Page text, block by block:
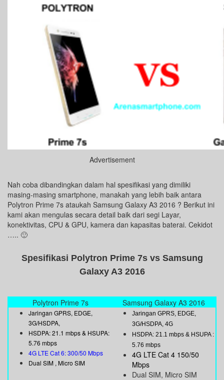
Advertisement
Nah coba dibandingkan dalam hal spesifikasi yang dimiliki
masing-masing smartphone, manakah yang lebih baik antara
Polytron Prime 7s ataukah Samsung Galaxy A3 2016 ? Berikut ini
kami akan mengulas secara detail baik dari segi Layar,
konektivitas, CPU & GPU, kamera dan kapasitas baterai. Cekidot
….. 🙂
Spesifikasi Polytron Prime 7s vs Samsung
Galaxy A3 2016
Polytron Prime 7s Samsung Galaxy A3 2016
Jaringan GPRS, EDGE,
3G/HSDPA,
HSDPA: 21.1 mbps & HSUPA:
5.76 mbps
4G LTE Cat 6: 300/50 Mbps
Dual SIM , Micro SIM
Jaringan GPRS, EDGE,
3G/HSDPA, 4G
HSDPA: 21.1 mbps & HSUPA :
5.76 mbps
4G LTE Cat 4 150/50
Mbps
Dual SIM, Micro SIM